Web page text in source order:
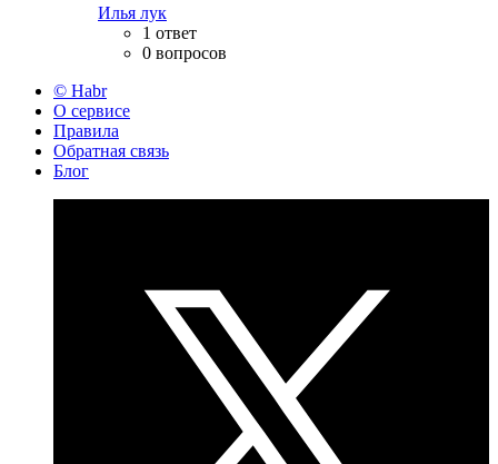
Илья лук
1 ответ
0 вопросов
© Habr
О сервисе
Правила
Обратная связь
Блог